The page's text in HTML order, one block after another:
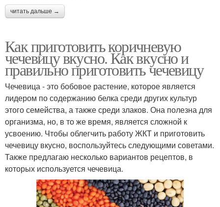
читать дальше →
Как приготовить коричневую
чечевицу вкусно. Как вкусно и
правильно приготовить чечевицу
Чечевица - это бобовое растение, которое является
лидером по содержанию белка среди других культур
этого семейства, а также среди злаков. Она полезна для
организма, но, в то же время, является сложной к
усвоению. Чтобы облегчить работу ЖКТ и приготовить
чечевицу вкусно, воспользуйтесь следующими советами.
Также предлагаю несколько вариантов рецептов, в
которых используется чечевица.